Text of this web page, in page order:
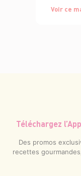
Voir ce
Téléchargez
Des promos
recettes